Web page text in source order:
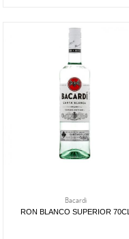
Bacardi
RON BLANCO SUPERIOR 70CL